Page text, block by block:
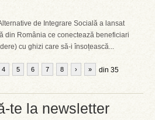
te la newsletter
de Integrare Socială a lansat
din România ce conectează beneficiari
cu ghizi care să-i însoțească...
4 5 6 7 8 din 35
› »